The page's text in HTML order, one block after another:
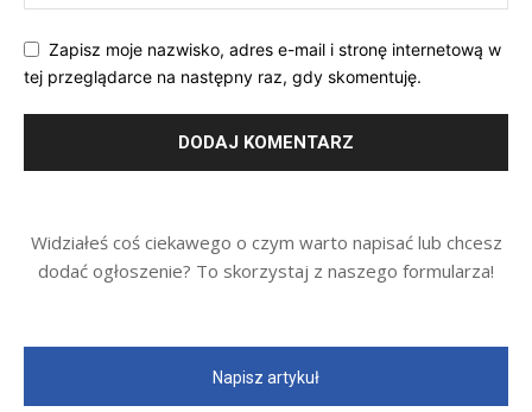
Zapisz moje nazwisko, adres e-mail i stronę internetową w
tej przeglądarce na następny raz, gdy skomentuję.
Widziałeś coś ciekawego o czym warto napisać lub chcesz
dodać ogłoszenie? To skorzystaj z naszego formularza!
Napisz artykuł